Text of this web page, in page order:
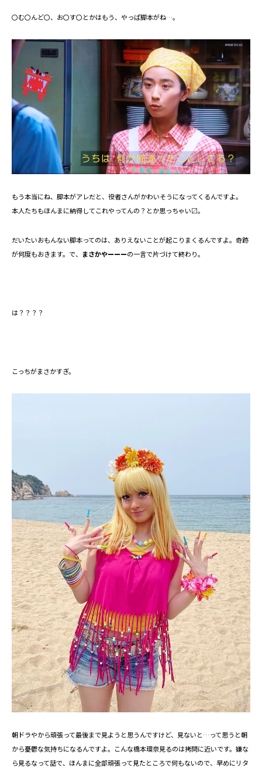
〇む〇んど〇、お〇す〇とかはもう、やっぱ脚本がね…。
もう本当にね、脚本がアレだと、役者さんがかわいそうになってくるんですよ。
本人たちもほんまに納得してこれやってんの？とか思っちゃい〼。
だいたいおもんない脚本ってのは、ありえないことが起こりまくるんですよ。奇跡
が何度もおきます。で、 まさかやーーーの一言で片づけて終わり。
は？？？？
こっちがまさかすぎ。
朝ドラやから頑張って最後まで見ようと思うんですけど、見ないと…って思うと朝
から憂鬱な気持ちになるんですよ。こんな橋本環奈見るのは拷問に近いです。嫌な
ら見るなって話で、ほんまに全部頑張って見たところで何もないので、早めにリタ